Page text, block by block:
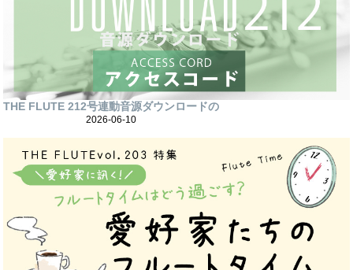
THE FLUTE 212号連動音源ダウンロードの
2026-06-10